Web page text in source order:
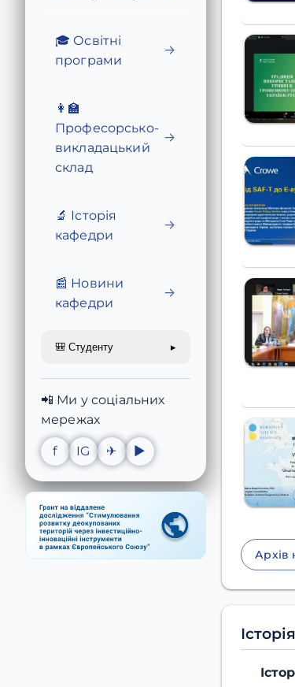
🎓 Освітні
програми
→
👩‍🏫
Професорсько-
викладацький
склад
→
🔬 Історія
кафедри
→
📰 Новини
кафедри
→
🎒 Студенту ▸
📲 Ми у соціальних
мережах
f IG ✈ ▶
Архів